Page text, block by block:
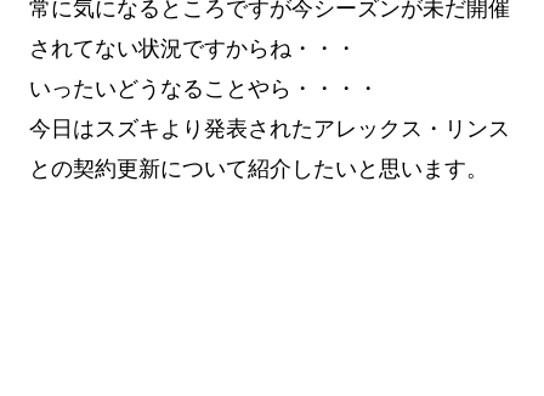
常に気になるところですが今シーズンが未だ開催
されてない状況ですからね・・・
いったいどうなることやら・・・・
今日はスズキより発表されたアレックス・リンス
との契約更新について紹介したいと思います。